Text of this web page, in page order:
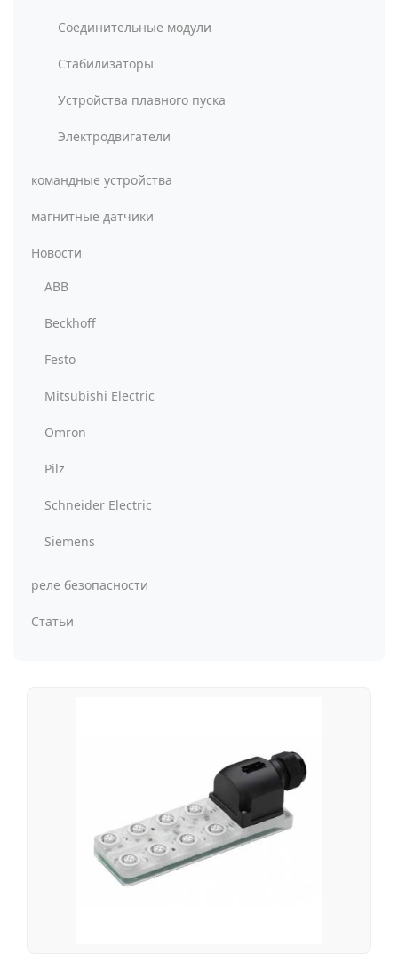
Соединительные модули
Стабилизаторы
Устройства плавного пуска
Электродвигатели
командные устройства
магнитные датчики
Новости
ABB
Beckhoff
Festo
Mitsubishi Electric
Omron
Pilz
Schneider Electric
Siemens
реле безопасности
Статьи